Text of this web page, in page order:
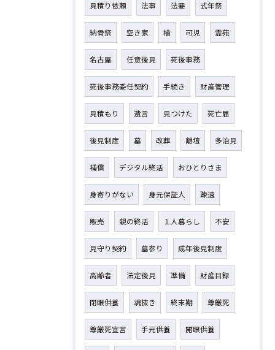
見積り依頼 法事 法要 式年祭
納骨祭 空き家 檜 可児 霊苑
名古屋 任意後見 死後事務
死後事務委任契約 手続き 財産管理
見積もり 遺言 見つけた 死亡届
後見制度 墓 改葬 離壇 多治見
補償 デジタル終活 おひとりさま
身寄りがない 身元保証人 疎遠
販売 親の終活 １人暮らし 不安
見守り契約 墓参り 成年後見制度
高齢者 法定後見 準備 財産目録
閉眼供養 魂抜き 終末期 尊厳死
尊厳死宣言 手元供養 開眼供養